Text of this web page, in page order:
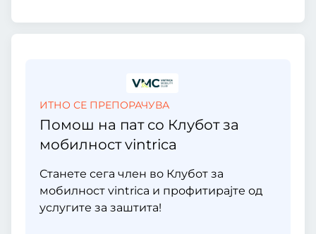
ИТНО СЕ ПРЕПОРАЧУВА
Помош на пат со Клубот за
мобилност vintrica
Станете сега член во Клубот за
мобилност vintrica и профитирајте од
услугите за заштита!